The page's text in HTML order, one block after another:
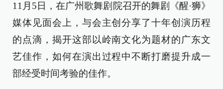
11月5日，在广州歌舞剧院召开的舞剧《醒·狮》
媒体见面会上，与会主创分享了十年创演历程
的点滴，揭开这部以岭南文化为题材的广东文
艺佳作，如何在演出过程中不断打磨提升成一
部经受时间考验的佳作。